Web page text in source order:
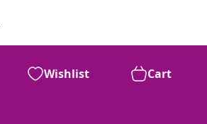
Wishlist Cart